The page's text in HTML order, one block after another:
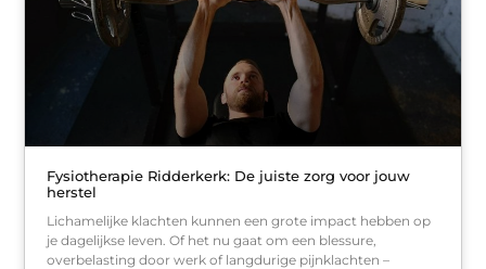
Fysiotherapie Ridderkerk: De juiste zorg voor jouw
herstel
Lichamelijke klachten kunnen een grote impact hebben op
je dagelijkse leven. Of het nu gaat om een blessure,
overbelasting door werk of langdurige pijnklachten –